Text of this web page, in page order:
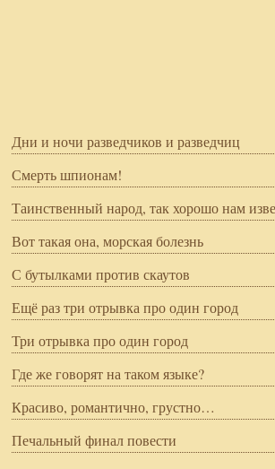
Дни и ночи разведчиков и разведчиц
Смерть шпионам!
Таинственный народ, так хорошо нам
Вот такая она, морская болезнь
С бутылками против скаутов
Ещё раз три отрывка про один город
Три отрывка про один город
Где же говорят на таком языке?
Красиво, романтично, грустно…
Печальный финал повести